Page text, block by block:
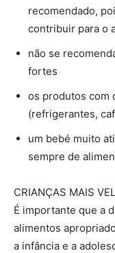
recomendado,
contribuir para o
não se
fortes
os produtos com
(refrigerantes,
um bebé muito
sempre de
CRIANÇAS MAIS
É importante que a
alimentos
a infância e a